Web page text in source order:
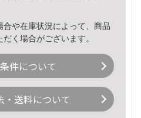
や在庫状況によって、商品
く場合がございます。
件について
・送料について